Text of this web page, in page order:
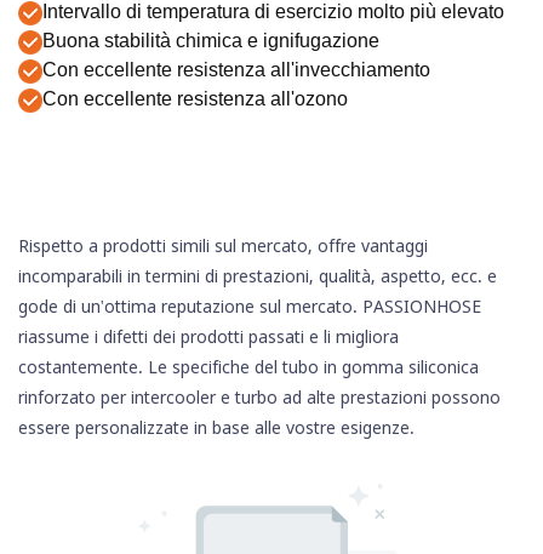
Intervallo di temperatura di esercizio molto più elevato
Buona stabilità chimica e ignifugazione
Con eccellente resistenza all'invecchiamento
Con eccellente resistenza all'ozono
Rispetto a prodotti simili sul mercato, offre vantaggi
incomparabili in termini di prestazioni, qualità, aspetto, ecc. e
gode di un'ottima reputazione sul mercato. PASSIONHOSE
riassume i difetti dei prodotti passati e li migliora
costantemente. Le specifiche del tubo in gomma siliconica
rinforzato per intercooler e turbo ad alte prestazioni possono
essere personalizzate in base alle vostre esigenze.